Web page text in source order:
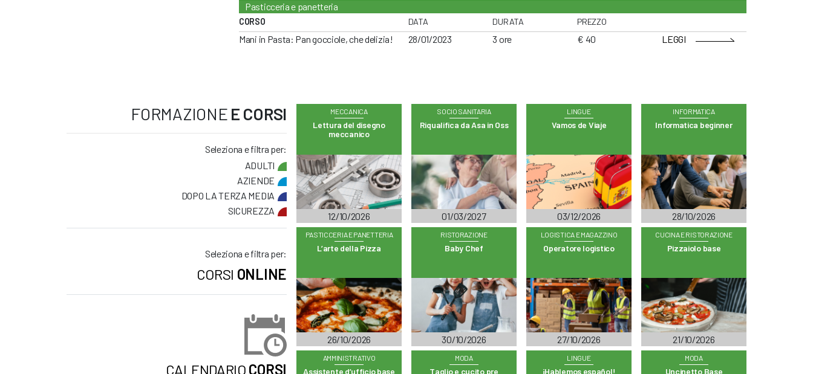
Pasticceria e panetteria
CORSO DATA DURATA PREZZO
Mani in Pasta: Pan gocciole, che delizia! 28/01/2023 3 ore € 40 LEGGI
FORMAZIONE E CORSI
Seleziona e filtra per:
ADULTI
AZIENDE
DOPO LA TERZA MEDIA
SICUREZZA
Seleziona e filtra per:
CORSI ONLINE
CALENDARIO CORSI
MECCANICA
Lettura del disegno
meccanico
12/10/2026
SOCIO SANITARIA
Riqualifica da Asa in Oss
01/03/2027
LINGUE
Vamos de Viaje
03/12/2026
INFORMATICA
Informatica beginner
28/10/2026
PASTICCERIA E PANETTERIA
L’arte della Pizza
26/10/2026
RISTORAZIONE
Baby Chef
30/10/2026
LOGISTICA E MAGAZZINO
Operatore logistico
27/10/2026
CUCINA E RISTORAZIONE
Pizzaiolo base
21/10/2026
AMMINISTRATIVO
Assistente d’ufficio base
MODA
Taglio e cucito pre
LINGUE
¡Hablemos español!
MODA
Uncinetto Base